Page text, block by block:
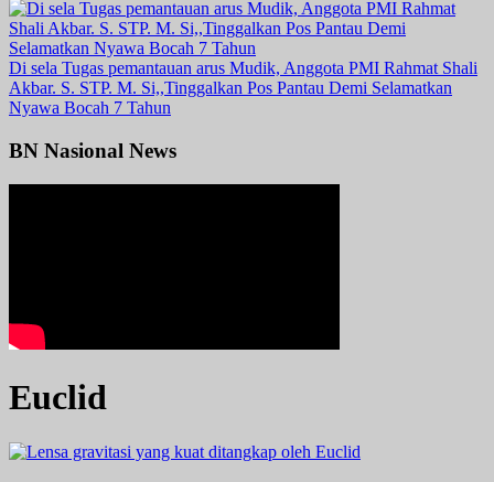
Di sela Tugas pemantauan arus Mudik, Anggota PMI Rahmat Shali
Akbar. S. STP. M. Si,,Tinggalkan Pos Pantau Demi Selamatkan
Nyawa Bocah 7 Tahun
BN Nasional News
Euclid